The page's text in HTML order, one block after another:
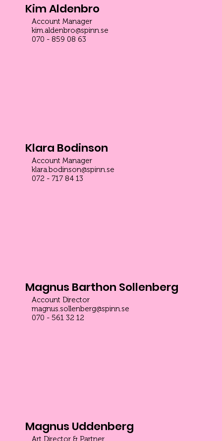
Kim Aldenbro
Account Manager
kim.aldenbro@spinn.se
070 - 859 08 63
Klara Bodinson
Account Manager
klara.bodinson@spinn.se
072 - 717 84 13
Magnus Barthon Sollenberg
Account Director
magnus.sollenberg@spinn.se
070 - 561 32 12
Magnus Uddenberg
Art Director & Partner